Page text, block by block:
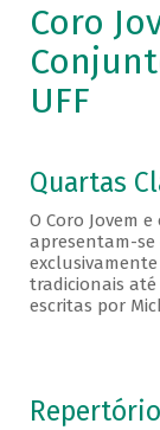
Coro
UFF
Quartas
O Coro Jovem
apresentam-
tradicionais
escritas por
Repertório